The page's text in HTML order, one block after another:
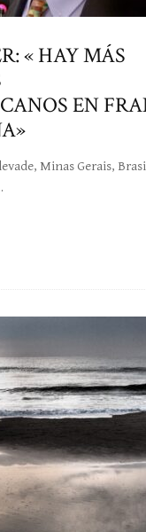
« HAY MÁS
EN
Minas Gerais,